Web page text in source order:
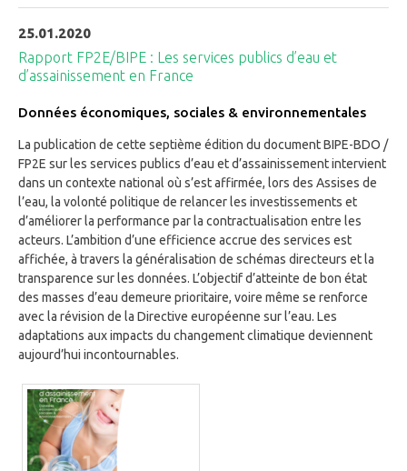
25.01.2020
Rapport FP2E/BIPE : Les services publics d’eau et
d’assainissement en France
Données économiques, sociales & environnementales
La publication de cette septième édition du document BIPE-BDO /
FP2E sur les services publics d’eau et d’assainissement intervient
dans un contexte national où s’est affirmée, lors des Assises de
l’eau, la volonté politique de relancer les investissements et
d’améliorer la performance par la contractualisation entre les
acteurs. L’ambition d’une efficience accrue des services est
affichée, à travers la généralisation de schémas directeurs et la
transparence sur les données. L’objectif d’atteinte de bon état
des masses d’eau demeure prioritaire, voire même se renforce
avec la révision de la Directive européenne sur l’eau. Les
adaptations aux impacts du changement climatique deviennent
aujourd’hui incontournables.